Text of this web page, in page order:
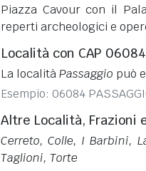
Piazza Cavour con il
reperti archeologici e
Località con CAP 06084
La localitàPassaggio può
Esempio: 06084
Altre Località, Frazioni
Cerreto, Colle, I Barbini,
Taglioni, Torte